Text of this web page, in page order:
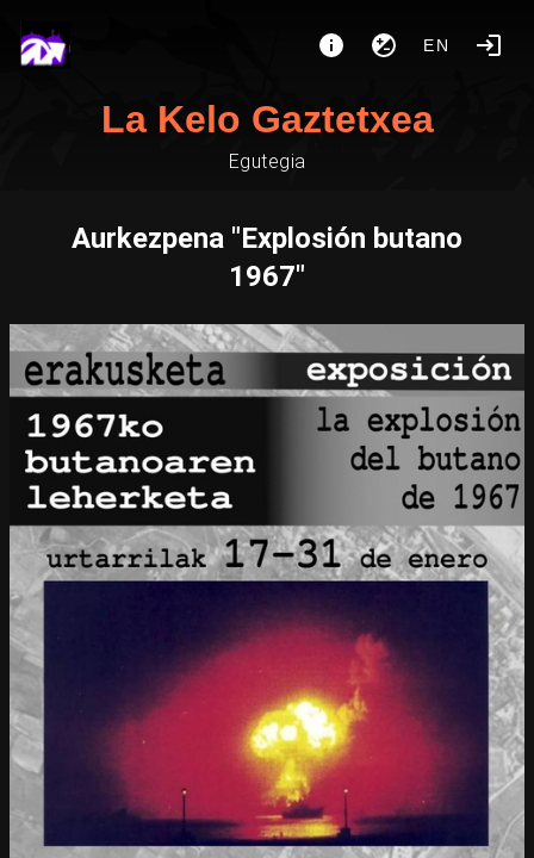
EN
La Kelo Gaztetxea
Egutegia
Aurkezpena "Explosión butano
1967"